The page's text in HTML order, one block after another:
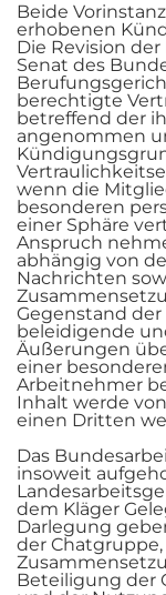
Beide
erhobenen
Die Revision
Senat des
berechtigte
betreffend der
angenommen
wenn die
besonderen
einer Sphäre
Anspruch
abhängig von
Nachrichten
Gegenstand
beleidigende
Äußerungen
einer
Arbeitnehmer
Inhalt werde
einen Dritten
Das
insoweit
dem Kläger
Darlegung
der
Beteiligung der